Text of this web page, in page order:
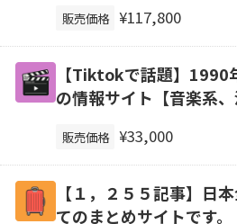
販売価格 ¥117,800
【Tiktokで話題】1990
の情報サイト【音楽系、
販売価格 ¥33,000
【１，２５５記事】日
てのまとめサイトです。